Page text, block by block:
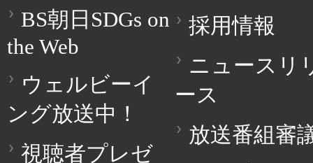
BS朝日SDGs on
the Web
ウェルビーイ
ング放送中！
視聴者プレゼ
採用情報
ニュースリ
ース
放送番組審